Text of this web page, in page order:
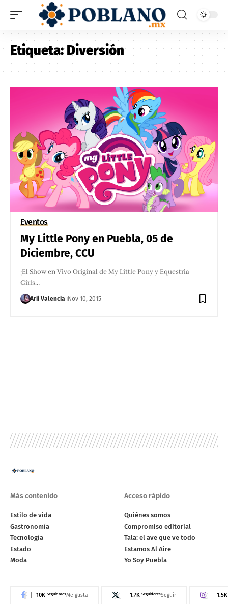
Etiqueta:Diversión
Eventos
My Little Pony en Puebla, 05 de
Diciembre, CCU
¡El Show en Vivo Original de My Little Pony y Equestria
Girls…
Arii Valencia Nov 10, 2015
Más contenido
Estilo de vida
Gastronomía
Tecnología
Estado
Moda
Acceso rápido
Quiénes somos
Compromiso editorial
Tala: el ave que ve todo
Estamos Al Aire
Yo Soy Puebla
10K SeguidoresMe gusta 1.7K SeguidoresSeguir 1.5K